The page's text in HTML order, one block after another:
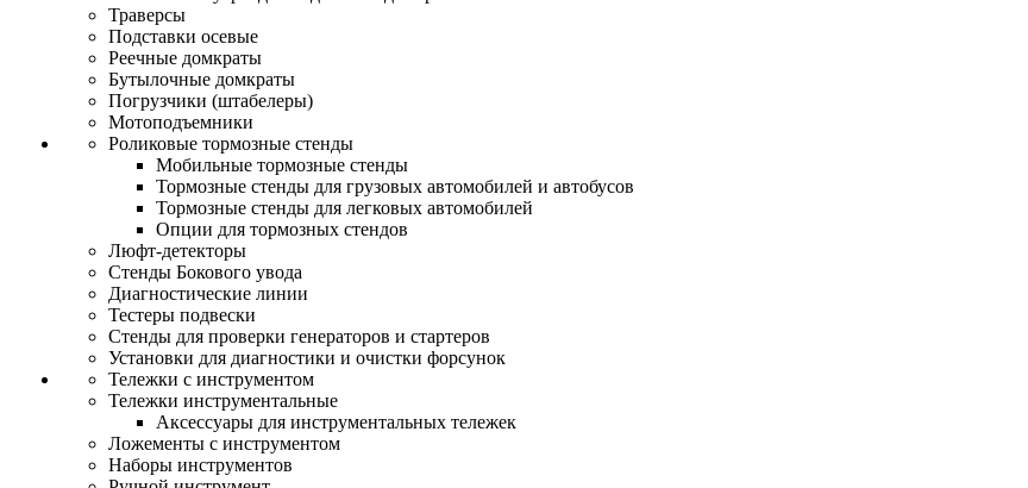
Траверсы
Подставки осевые
Реечные домкраты
Бутылочные домкраты
Погрузчики (штабелеры)
Мотоподъемники
Роликовые тормозные стенды
Мобильные тормозные стенды
Тормозные стенды для грузовых автомобилей и автобусов
Тормозные стенды для легковых автомобилей
Опции для тормозных стендов
Люфт-детекторы
Стенды Бокового увода
Диагностические линии
Тестеры подвески
Стенды для проверки генераторов и стартеров
Установки для диагностики и очистки форсунок
Тележки с инструментом
Тележки инструментальные
Аксессуары для инструментальных тележек
Ложементы с инструментом
Наборы инструментов